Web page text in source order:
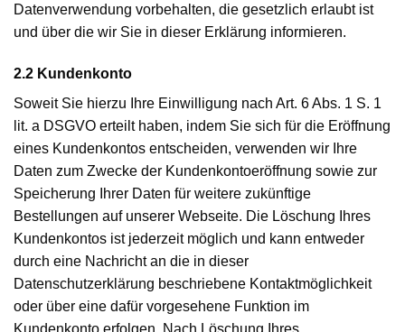
Datenverwendung vorbehalten, die gesetzlich erlaubt ist
und über die wir Sie in dieser Erklärung informieren.
2.2 Kundenkonto
Soweit Sie hierzu Ihre Einwilligung nach Art. 6 Abs. 1 S. 1
lit. a DSGVO erteilt haben, indem Sie sich für die Eröffnung
eines Kundenkontos entscheiden, verwenden wir Ihre
Daten zum Zwecke der Kundenkontoeröffnung sowie zur
Speicherung Ihrer Daten für weitere zukünftige
Bestellungen auf unserer Webseite. Die Löschung Ihres
Kundenkontos ist jederzeit möglich und kann entweder
durch eine Nachricht an die in dieser
Datenschutzerklärung beschriebene Kontaktmöglichkeit
oder über eine dafür vorgesehene Funktion im
Kundenkonto erfolgen. Nach Löschung Ihres